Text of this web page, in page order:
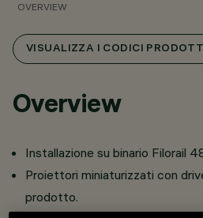
OVERVIEW
VISUALIZZA I CODICI
Overview
Installazione su binario Filorail
Proiettori miniaturizzati con
prodotto.